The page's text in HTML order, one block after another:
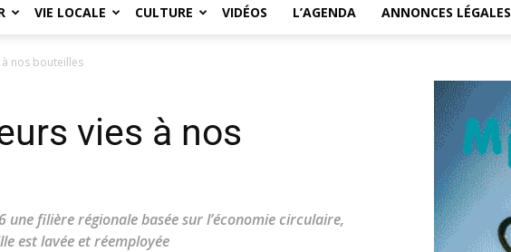
VIE LOCALE CULTURE VIDÉOS L’AGENDA ANNONCES LÉGALES
nos bouteilles
vies à nos
une filière régionale basée sur l’économie circulaire,
est lavée et réemployée